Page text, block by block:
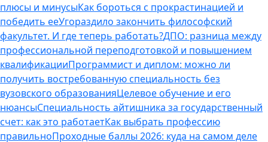
плюсы и минусыКак бороться с прокрастинацией и
победить ееУгораздило закончить философский
факультет. И где теперь работать?ДПО: разница между
профессиональной переподготовкой и повышением
квалификацииПрограммист и диплом: можно ли
получить востребованную специальность без
вузовского образованияЦелевое обучение и его
нюансыСпециальность айтишника за государственный
счет: как это работаетКак выбрать профессию
правильноПроходные баллы 2026: куда на самом деле